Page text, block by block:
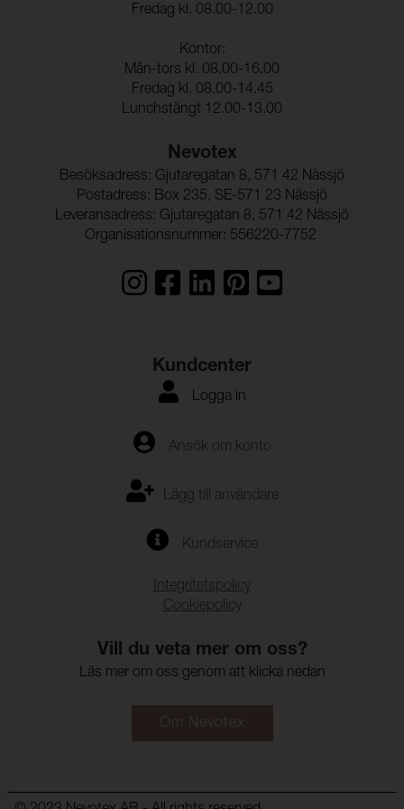
Fredag kl. 08.00-12.00
Kontor:
Mån-tors kl. 08.00-16.00
Fredag kl. 08.00-14.45
Lunchstängt 12.00-13.00
Nevotex
Besöksadress: Gjutaregatan 8, 571 42 Nässjö
Postadress: Box 235, SE-571 23 Nässjö
Leveransadress: Gjutaregatan 8, 571 42 Nässjö
Organisationsnummer: 556220-7752
Kundcenter
Logga in
Ansök om konto
Lägg till användare
Kundservice
Integritetspolicy
Cookiepolicy
Vill du veta mer om oss?
Läs mer om oss genom att klicka nedan
Om Nevotex